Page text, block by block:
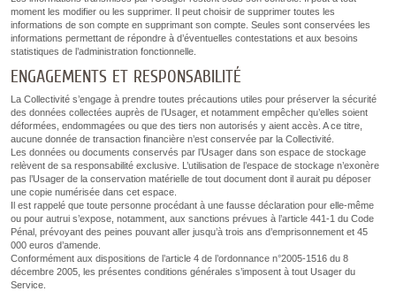
moment les modifier ou les supprimer. Il peut choisir de supprimer toutes les
informations de son compte en supprimant son compte. Seules sont conservées les
informations permettant de répondre à d’éventuelles contestations et aux besoins
statistiques de l’administration fonctionnelle.
ENGAGEMENTS ET RESPONSABILITÉ
La Collectivité s’engage à prendre toutes précautions utiles pour préserver la sécurité
des données collectées auprès de l’Usager, et notamment empêcher qu’elles soient
déformées, endommagées ou que des tiers non autorisés y aient accès. A ce titre,
aucune donnée de transaction financière n’est conservée par la Collectivité.
Les données ou documents conservés par l’Usager dans son espace de stockage
relèvent de sa responsabilité exclusive. L’utilisation de l’espace de stockage n’exonère
pas l’Usager de la conservation matérielle de tout document dont il aurait pu déposer
une copie numérisée dans cet espace.
Il est rappelé que toute personne procédant à une fausse déclaration pour elle-même
ou pour autrui s’expose, notamment, aux sanctions prévues à l’article 441-1 du Code
Pénal, prévoyant des peines pouvant aller jusqu’à trois ans d’emprisonnement et 45
000 euros d’amende.
Conformément aux dispositions de l’article 4 de l’ordonnance n°2005-1516 du 8
décembre 2005, les présentes conditions générales s’imposent à tout Usager du
Service.